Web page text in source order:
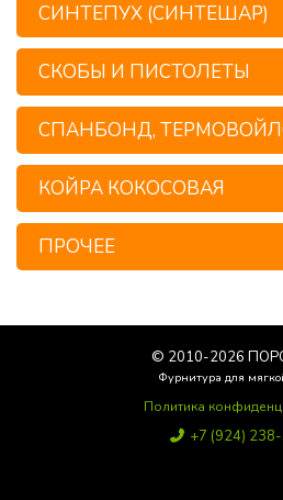
СИНТЕПУХ (СИНТЕШАР)
СКОБЫ И ПИСТОЛЕТЫ
СПАНБОНД,
КОЙРА КОКОСОВАЯ
ПРОЧЕЕ
© 2010-2026
Фурнитура для
Политика
+7 (924)